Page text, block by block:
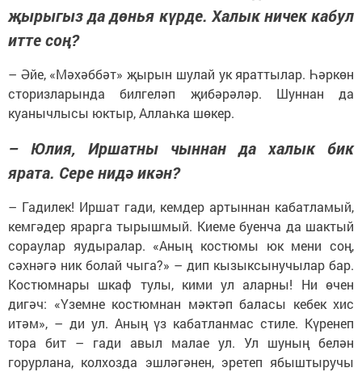
җырыгыз да дөнья күрде. Халык ничек кабул
итте соң?
– Әйе, «Мәхәббәт» җырын шулай ук яраттылар. Һәркөн
сторизларында билгеләп җибәрәләр. Шуннан да
куанычлысы юктыр, Аллаһка шөкер.
– Юлия, Иршатны чыннан да халык бик
ярата. Сере нидә икән?
– Гадилек! Иршат гади, кемдер артыннан кабатламый,
кемгәдер ярарга тырышмый. Киеме буенча да шактый
сораулар яудыралар. «Аның костюмы юк мени соң,
сәхнәгә ник болай чыга?» – дип кызыксынучылар бар.
Костюмнары шкаф тулы, кими ул аларны! Ни өчен
дигәч: «Үземне костюмнан мәктәп баласы кебек хис
итәм», – ди ул. Аның үз кабатланмас стиле. Күренеп
тора бит – гади авыл малае ул. Ул шуның белән
горурлана, колхозда эшләгәнен, эретеп ябыштыручы